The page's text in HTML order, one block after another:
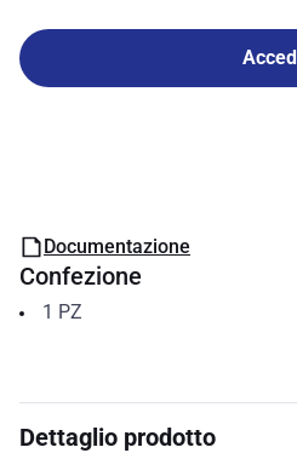
Documentazione
Confezione
1 PZ
Dettaglio prodotto